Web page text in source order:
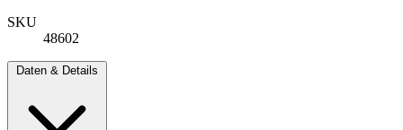
SKU
48602
Daten & Details